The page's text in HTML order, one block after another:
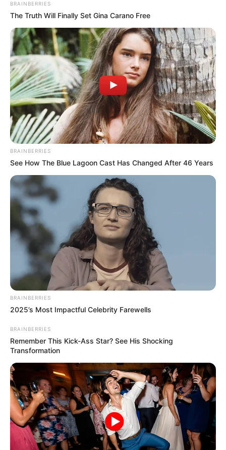
BRAINBERRIES
The Truth Will Finally Set Gina Carano Free
BRAINBERRIES
See How The Blue Lagoon Cast Has Changed After 46 Years
BRAINBERRIES
2025’s Most Impactful Celebrity Farewells
BRAINBERRIES
Remember This Kick-Ass Star? See His Shocking
Transformation